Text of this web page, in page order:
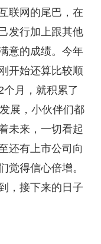
联网的尾巴，在
发行加上跟其他
意的成绩。今年
开始还算比较顺
月，就积累了
展，小伙伴们都
未来，一切看起
还有上市公司向
觉得信心倍增。
，接下来的日子